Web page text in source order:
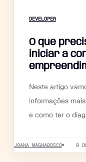
DEVELOPER
O que
iniciar a
Neste artigo
informações
e como ter o
JOANA MAGNABOSCO 9